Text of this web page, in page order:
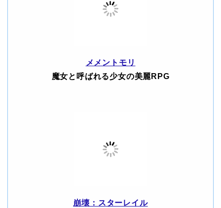
メメントモリ
魔女と呼ばれる少女の美麗RPG
崩壊：スターレイル